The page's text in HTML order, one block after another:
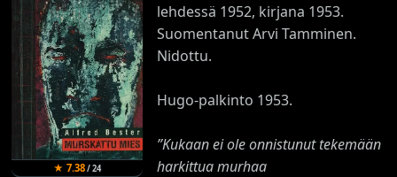
★7.38/24
lehdessä 1952, kirjana 1953.
Suomentanut Arvi Tamminen.
Nidottu.
Hugo-palkinto 1953.
”Kukaan ei ole onnistunut tekemään
harkittua murhaa